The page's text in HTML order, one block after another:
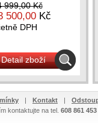
999,00 Kč
500,00 Kč
DPH
Detail zboží
| Kontakt |
kontaktujte na tel. 608 861 453